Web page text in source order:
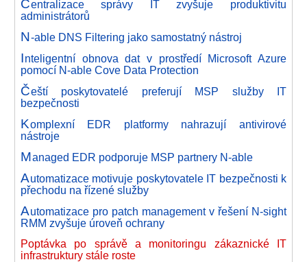
Centralizace správy IT zvyšuje produktivitu
administrátorů
N-able DNS Filtering jako samostatný nástroj
Inteligentní obnova dat v prostředí Microsoft Azure
pomocí N-able Cove Data Protection
Čeští poskytovatelé preferují MSP služby IT
bezpečnosti
Komplexní EDR platformy nahrazují antivirové
nástroje
Managed EDR podporuje MSP partnery N-able
Automatizace motivuje poskytovatele IT bezpečnosti k
přechodu na řízené služby
Automatizace pro patch management v řešení N-sight
RMM zvyšuje úroveň ochrany
Poptávka po správě a monitoringu zákaznické IT
infrastruktury stále roste